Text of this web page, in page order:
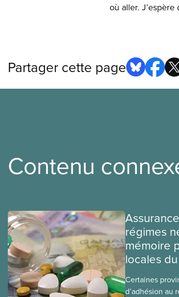
où aller.
Partager cette page
Contenu
régimes
mémoire
locales
Certaines
d’adhésion au